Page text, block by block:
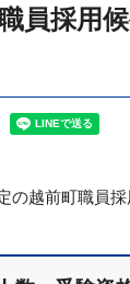
員採用
越前町職員採